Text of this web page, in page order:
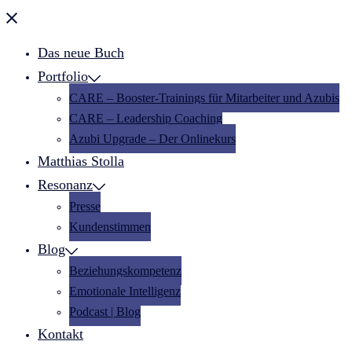
Menü
Das neue Buch
Portfolio
CARE – Booster-Trainings für Mitarbeiter und Azubis
CARE – Leadership Coaching
Azubi Upgrade – Der Onlinekurs
Matthias Stolla
Resonanz
Presse
Kundenstimmen
Blog
Beziehungskompetenz
Emotionale Intelligenz
Podcast | Blog
Kontakt